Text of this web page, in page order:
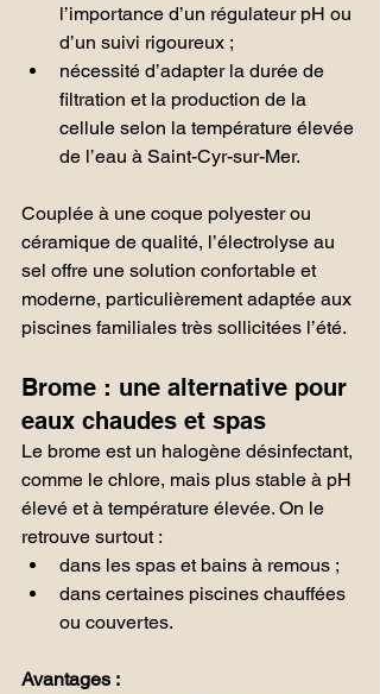
l’importance d’un régulateur pH ou
d’un suivi rigoureux ;
nécessité d’adapter la durée de
filtration et la production de la
cellule selon la température élevée
de l’eau à Saint-Cyr-sur-Mer.
Couplée à une coque polyester ou
céramique de qualité, l’électrolyse au
sel offre une solution confortable et
moderne, particulièrement adaptée aux
piscines familiales très sollicitées l’été.
Brome : une alternative pour
eaux chaudes et spas
Le brome est un halogène désinfectant,
comme le chlore, mais plus stable à pH
élevé et à température élevée. On le
retrouve surtout :
dans les spas et bains à remous ;
dans certaines piscines chauffées
ou couvertes.
Avantages :